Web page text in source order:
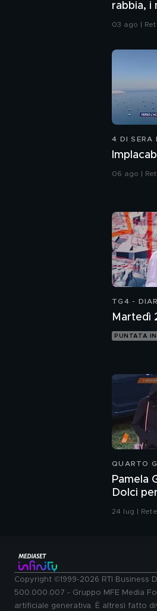
rabbia, i
03 ago |
4 DI SERA
06 ago |
TG4 -
Martedì
PUNTATA
QUARTO
Pamela
Dolci
Pamela
24 lug |
Copyright ©1999-2026 RTI Business
500.000.007 - Gruppo MFE Media
artificiale generativa. È altresì fatto